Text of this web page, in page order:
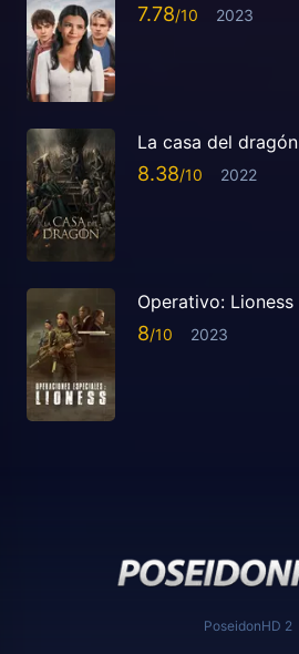
7.78 2023
La casa del dragón
8.38 2022
Operativo: Lioness
8 2023
PoseidonHD 2